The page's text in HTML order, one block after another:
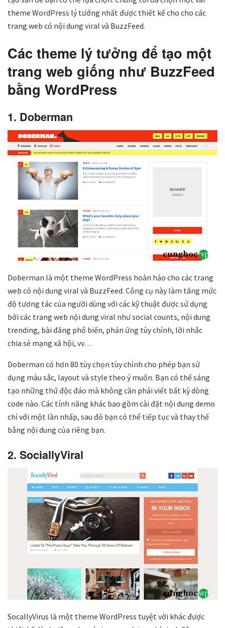
theme WordPress lý tưởng nhất được thiết kế cho cho các
trang web có nội dung viral và BuzzFeed.
Các theme lý tưởng để tạo một
trang web giống như BuzzFeed
bằng WordPress
1. Doberman
Doberman là một theme WordPress hoàn hảo cho các trang
web có nội dung viral và BuzzFeed. Công cụ này làm tăng mức
độ tương tác của người dùng với các kỹ thuật được sử dụng
bởi các trang web nội dung viral như social counts, nội dung
trending, bài đăng phổ biến, phản ứng tùy chỉnh, lời nhắc
chia sẻ mạng xã hội, vv…
Doberman có hơn 80 tùy chọn tùy chỉnh cho phép bạn sử
dụng màu sắc, layout và style theo ý muốn. Bạn có thể sáng
tạo những thứ độc đáo mà không cần phải viết bất kỳ dòng
code nào. Các tính năng khác bao gồm cài đặt nội dung demo
chỉ với một lần nhấp, sau đó bạn có thể tiếp tục và thay thế
bằng nội dung của riêng bạn.
2. SociallyViral
SocallyVirus là một theme WordPress tuyệt vời khác được